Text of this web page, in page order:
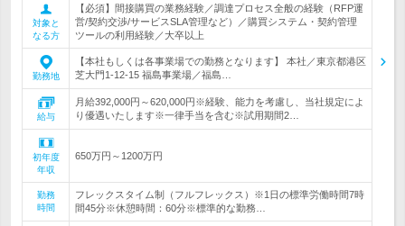
対象と
なる方
【必須】間接購買の業務経験／調達プロセス全般の経験（RFP運
営/契約交渉/サービスSLA管理など）／購買システム・契約管理
ツールの利用経験／大卒以上
勤務地
【本社もしくは各事業場での勤務となります】 本社／東京都港区
芝大門1-12-15 福島事業場／福島…
給与
月給392,000円～620,000円※経験、能力を考慮し、当社規定によ
り優遇いたします※一律手当を含む※試用期間2…
初年度
年収
650万円～1200万円
勤務
時間
フレックスタイム制（フルフレックス）※1日の標準労働時間7時
間45分※休憩時間：60分※標準的な勤務…